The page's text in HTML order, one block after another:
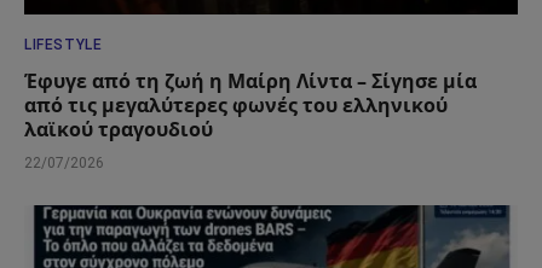
LIFESTYLE
Έφυγε από τη ζωή η Μαίρη Λίντα – Σίγησε μία
από τις μεγαλύτερες φωνές του ελληνικού
λαϊκού τραγουδιού
22/07/2026